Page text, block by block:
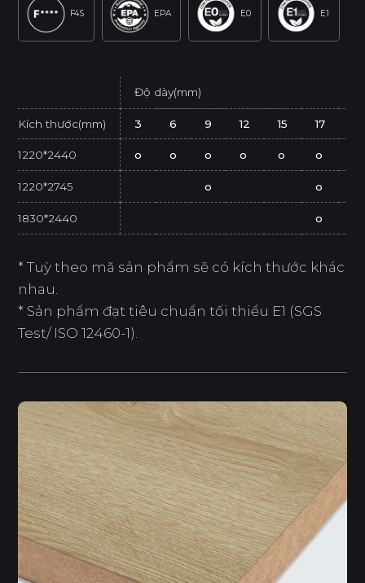
F4S EPA E0 E1
Độ dày(mm)
Kích thước(mm) 3 6 9 12 15 17
1220*2440 o o o o o o
1220*2745 o o
1830*2440 o
* Tuỳ theo mã sản phẩm sẽ có kích thước khác
nhau.
* Sản phẩm đạt tiêu chuẩn tối thiểu E1 (SGS
Test/ ISO 12460-1).